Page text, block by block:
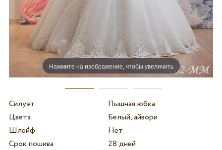
Нажмите на изображение, чтобы увеличить
Силуэт
Пышная юбка
Цвета
Белый, айвори
Шлейф
Нет
Срок пошива
28 дней